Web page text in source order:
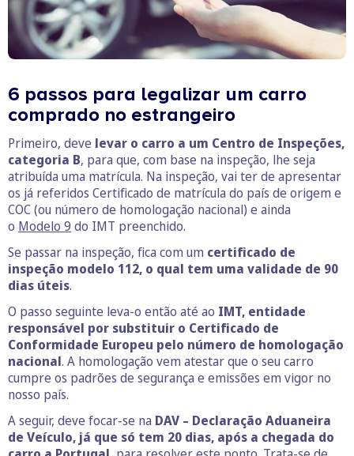
6 passos para legalizar um carro
comprado no estrangeiro
Primeiro, deve levar o carro a um Centro de Inspeções,
categoria B, para que, com base na inspeção, lhe seja
atribuída uma matrícula. Na inspeção, vai ter de apresentar
os já referidos Certificado de matrícula do país de origem e
COC (ou número de homologação nacional) e ainda
o Modelo 9 do IMT preenchido.
Se passar na inspeção, fica com um certificado de
inspeção modelo 112, o qual tem uma validade de 90
dias úteis.
O passo seguinte leva-o então até ao IMT, entidade
responsável por substituir o Certificado de
Conformidade Europeu pelo número de homologação
nacional. A homologação vem atestar que o seu carro
cumpre os padrões de segurança e emissões em vigor no
nosso país.
A seguir, deve focar-se na DAV – Declaração Aduaneira
de Veículo, já que só tem 20 dias, após a chegada do